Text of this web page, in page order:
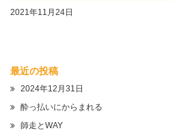
2021年11月24日
最近の投稿
2024年12月31日
酔っ払いにからまれる
師走とWAY